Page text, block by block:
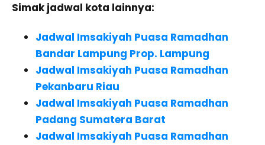
Simak jadwal kota lainnya:
Jadwal Imsakiyah Puasa Ramadhan
Bandar Lampung Prop. Lampung
Jadwal Imsakiyah Puasa Ramadhan
Pekanbaru Riau
Jadwal Imsakiyah Puasa Ramadhan
Padang Sumatera Barat
Jadwal Imsakiyah Puasa Ramadhan